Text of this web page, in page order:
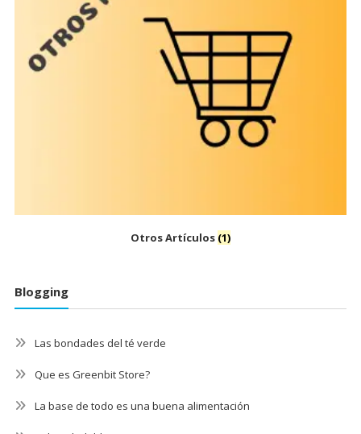
Otros Artículos (1)
Blogging
Las bondades del té verde
Que es Greenbit Store?
La base de todo es una buena alimentación